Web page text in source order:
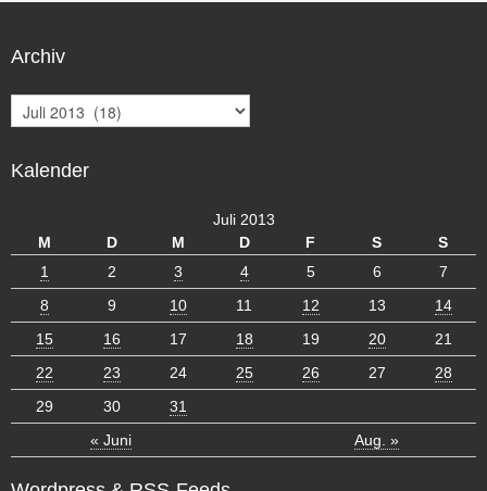
Archiv
r
h
Kalender
Juli 2013
M
D M D F S S
« Juni Aug. »
1 2 3 4 5 6
7
8
9 10 11 12 13
14
15
16 17 18 19 20
21
22
23 24 25 26 27
28
29
30 31